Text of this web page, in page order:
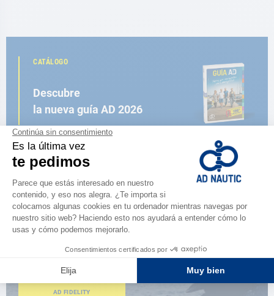
CATÁLOGO
Descubre
la nueva guía AD 2026
NAVEGAR POR EL CATÁLOGO
ESPACIO FIDELIDAD
¿Eres apasionado?
Benefíciate de ventajas exclusivas
AD FIDELITY